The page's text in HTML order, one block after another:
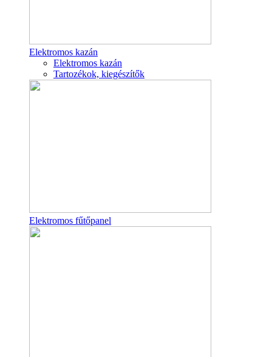
Elektromos kazán
Elektromos kazán
Tartozékok, kiegészítők
Elektromos fűtőpanel